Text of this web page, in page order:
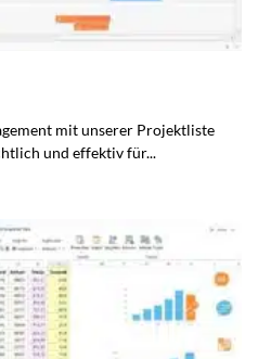
mit unserer Projektliste
und effektiv für...